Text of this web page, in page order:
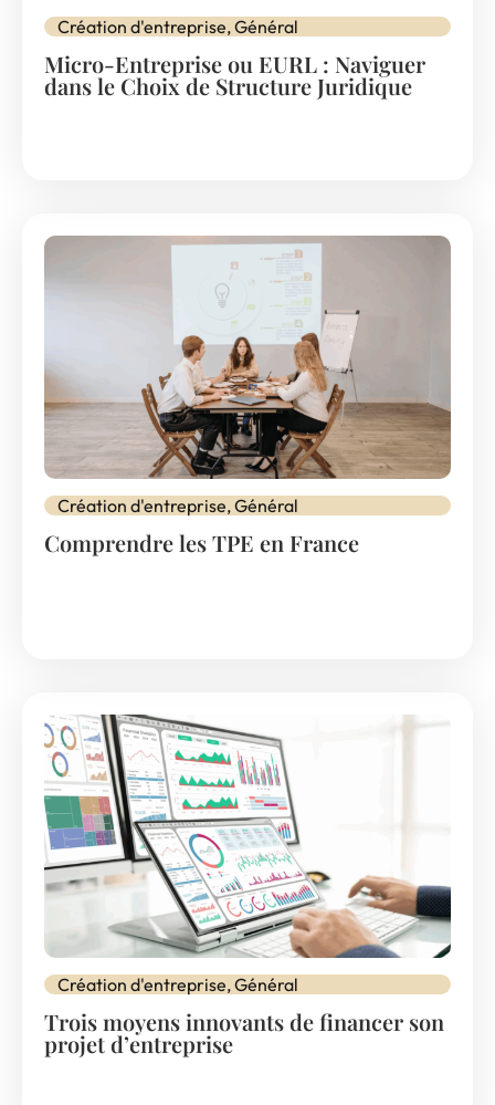
Création d'entreprise,Général
Micro-Entreprise ou EURL : Naviguer
dans le Choix de Structure Juridique
Création d'entreprise,Général
Comprendre les TPE en France
Création d'entreprise,Général
Trois moyens innovants de financer son
projet d’entreprise